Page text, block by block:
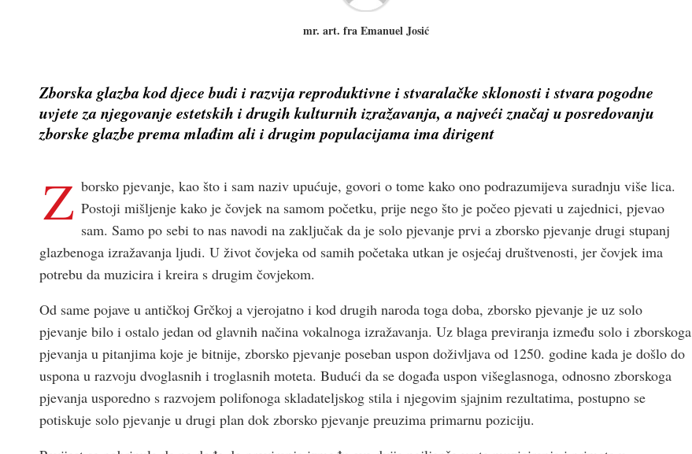
mr. art. fra Emanuel Josić
Zborska glazba kod djece budi i razvija reproduktivne i stvaralačke sklonosti i stvara pogodne
uvjete za njegovanje estetskih i drugih kulturnih izražavanja, a najveći značaj u posredovanju
zborske glazbe prema mlađim ali i drugim populacijama ima dirigent
Z borsko pjevanje, kao što i sam naziv upućuje, govori o tome kako ono podrazumijeva suradnju više lica.
Postoji mišljenje kako je čovjek na samom početku, prije nego što je počeo pjevati u zajednici, pjevao
sam. Samo po sebi to nas navodi na zaključak da je solo pjevanje prvi a zborsko pjevanje drugi stupanj
glazbenoga izražavanja ljudi. U život čovjeka od samih početaka utkan je osjećaj društvenosti, jer čovjek ima
potrebu da muzicira i kreira s drugim čovjekom.
Od same pojave u antičkoj Grčkoj a vjerojatno i kod drugih naroda toga doba, zborsko pjevanje je uz solo
pjevanje bilo i ostalo jedan od glavnih načina vokalnoga izražavanja. Uz blaga previranja između solo i zborskoga
pjevanja u pitanjima koje je bitnije, zborsko pjevanje poseban uspon doživljava od 1250. godine kada je došlo do
uspona u razvoju dvoglasnih i troglasnih moteta. Budući da se događa uspon višeglasnoga, odnosno zborskoga
pjevanja usporedno s razvojem polifonoga skladateljskog stila i njegovim sjajnim rezultatima, postupno se
potiskuje solo pjevanje u drugi plan dok zborsko pjevanje preuzima primarnu poziciju.